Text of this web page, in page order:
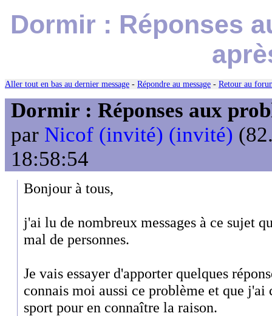
Dormir : Réponses
Aller tout en bas au dernier message - Répondre au message - Retour au
Dormir : Réponses aux
par Nicof (invité) (invité)
18:58:54
Bonjour à tous,
j'ai lu de nombreux messages à ce sujet
mal de personnes.
Je vais essayer d'apporter quelques
connais moi aussi ce problème et que j'ai
sport pour en connaître la raison.